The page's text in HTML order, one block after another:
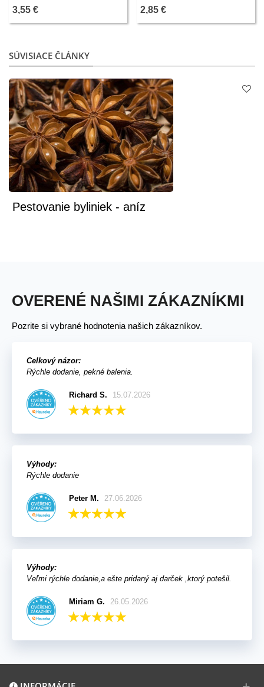
- 7 ks
3,55 €
semiačka - 5 ks
2,85 €
SÚVISIACE ČLÁNKY
Pestovanie byliniek - aníz
OVERENÉ NAŠIMI ZÁKAZNÍKMI
Pozrite si vybrané hodnotenia našich zákazníkov.
Celkový názor:
Rýchle dodanie, pekné balenia.
Richard S. 15.07.2026
Výhody:
Rýchle dodanie
Peter M. 27.06.2026
Výhody:
Veľmi rýchle dodanie,a ešte pridaný aj darček ,ktorý potešil.
Miriam G. 26.05.2026